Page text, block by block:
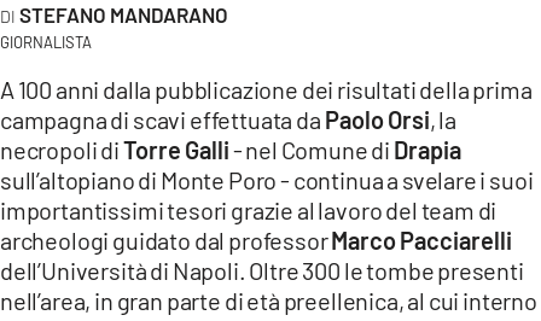
LACTV.IT
LACONAIR.IT
LACITYMAG.IT
ILREGGINO.IT
COSENZACHANNEL.IT
ILVIBONESE.IT
STEFANO MANDARANO
GIORNALISTA
A 100 anni dalla pubblicazione dei risultati della prima
campagna di scavi effettuata da Paolo Orsi, la
necropoli diTorre Galli- nel Comune di Drapia
sull’altopiano di Monte Poro - continua a svelare i suoi
importantissimi tesori grazie al lavoro del team di
archeologi guidato dal professorMarco Pacciarelli
dell’Università di Napoli. Oltre 300 le tombe presenti
nell’area, in gran parte di età preellenica, al cui interno